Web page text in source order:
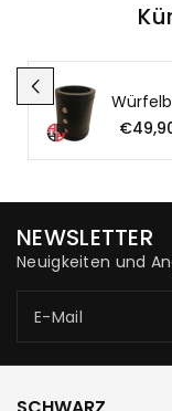
NEWSLETTER
Neuigkeiten und
E-Mail